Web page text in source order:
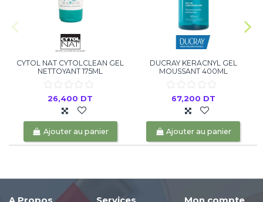
CYTOL NAT CYTOLCLEAN GEL
NETTOYANT 175ML
26,400 DT
Ajouter au panier
DUCRAY KERACNYL GEL
MOUSSANT 400ML
67,200 DT
Ajouter au panier